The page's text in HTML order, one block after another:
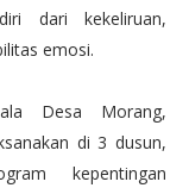
dari kekeliruan,
emosi.
Desa Morang,
di 3 dusun,
kepentingan